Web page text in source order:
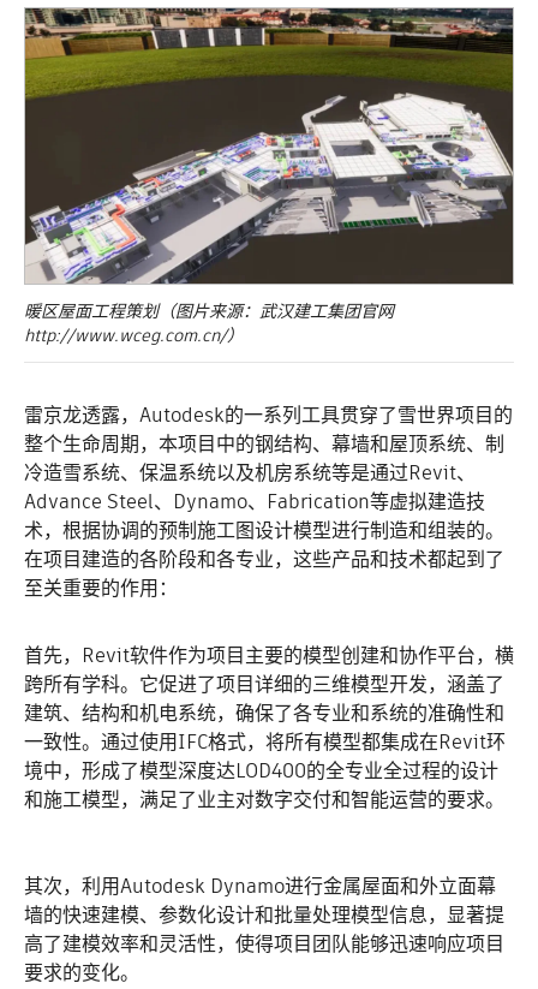
暖区屋面工程策划（图片来源：武汉建工集团官网
http://www.wceg.com.cn/）
雷京龙透露，Autodesk的一系列工具贯穿了雪世界项目的
整个生命周期，本项目中的钢结构、幕墙和屋顶系统、制
冷造雪系统、保温系统以及机房系统等是通过Revit、
Advance Steel、Dynamo、Fabrication等虚拟建造技
术，根据协调的预制施工图设计模型进行制造和组装的。
在项目建造的各阶段和各专业，这些产品和技术都起到了
至关重要的作用：
首先，Revit软件作为项目主要的模型创建和协作平台，横
跨所有学科。它促进了项目详细的三维模型开发，涵盖了
建筑、结构和机电系统，确保了各专业和系统的准确性和
一致性。通过使用IFC格式，将所有模型都集成在Revit环
境中，形成了模型深度达LOD400的全专业全过程的设计
和施工模型，满足了业主对数字交付和智能运营的要求。
其次，利用Autodesk Dynamo进行金属屋面和外立面幕
墙的快速建模、参数化设计和批量处理模型信息，显著提
高了建模效率和灵活性，使得项目团队能够迅速响应项目
要求的变化。